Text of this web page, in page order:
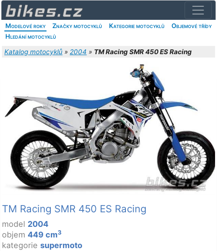
Modelové roky Značky motocyklů Kategorie motocyklů
Objemové třídy
Hledání motocyklů
Katalog motocyklů » 2004 » TM Racing SMR 450 ES Racing
TM Racing SMR 450 ES Racing
model 2004
objem 449 cm3
kategorie supermoto